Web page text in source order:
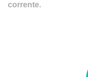
Em média
corrente.